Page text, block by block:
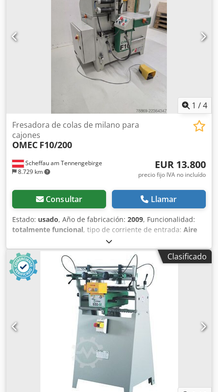
1 /4
Scheffau am Tennengebirge
8.729 km
Fresadora de colas de milano para
cajones
OMEC F10/200
EUR 13.800
precio fijo IVA no incluído
Consultar Llamar
Estado: usado, Año de fabricación: 2009, Funcionalidad:
totalmente funcional, tipo de corriente de entrada: Aire
1.350 mm
1.200 mm, altura total:1.300 mm, velocidad del cabezal
(máx.):3.900 rpm, peso total: 530 kg, tensión de entrada:
400 V, longitud del husillo de fresado:200 mm
de rotación (mín.):3.900 rpm, velocidad de giro (máx.):
, anchura de trabajo:200 mm, diámetro del
, Ofrecemos esta fresadora de dientes
usada, modelo Omec F10/200, fabricada en 2009.
Csdpszmug Nefx Am Eoha Fabricante: Omec Modelo:
F10/200 Año de fabricación: 2009 Estado: usada Tipo de
máquina: fresadora de dientes, dientes tipo "dedo",
dientes para cajones Fresadora OMEC F10/200 totalmente
funcional para la fabricación de dientes tipo "dedo" para
la producción de cajones. Fabricada en 2009, potencia del
motor de 11,5 kW, diámetro del husillo de 50 mm y peso
Clasificado